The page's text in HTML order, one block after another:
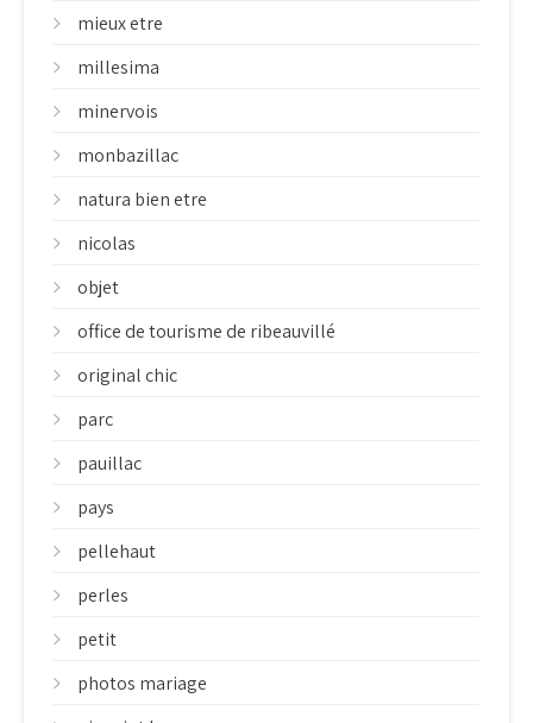
mieux etre
millesima
minervois
monbazillac
natura bien etre
nicolas
objet
office de tourisme de ribeauvillé
original chic
parc
pauillac
pays
pellehaut
perles
petit
photos mariage